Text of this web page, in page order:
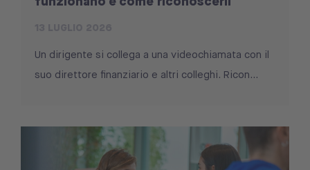
Un dirigente si collega a una videochiamata con il
suo direttore finanziario e altri colleghi. Ricon...